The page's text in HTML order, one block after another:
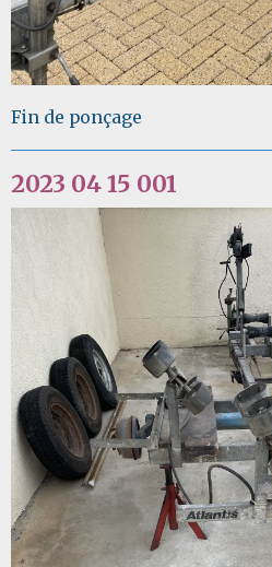
Fin de ponçage
2023 04 15 001